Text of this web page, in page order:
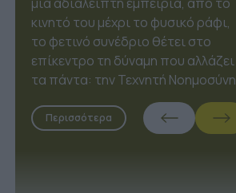
επαναπροσδιορίσει τον τρόπο
που τα brands συνδέονται με τους
ανθρώπους, τοποθετώντας την
Τεχνητή Νοημοσύνη στη θέση του